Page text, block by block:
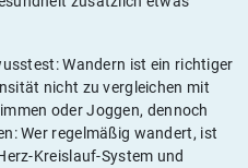
Wandern ist ein richtiger
nicht zu vergleichen mit
oder Joggen, dennoch
Wer regelmäßig wandert, ist
Kreislauf-System und